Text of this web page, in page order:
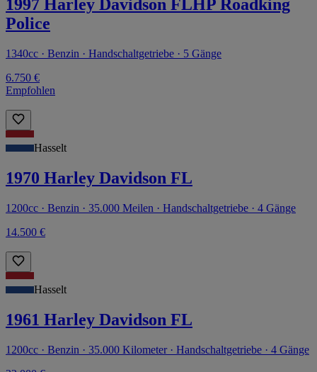
1997 Harley Davidson FLHP Roadking
Police
1340cc · Benzin · Handschaltgetriebe · 5 Gänge
6.750 €
Empfohlen
Hasselt
1970 Harley Davidson FL
1200cc · Benzin · 35.000 Meilen · Handschaltgetriebe · 4 Gänge
14.500 €
Hasselt
1961 Harley Davidson FL
1200cc · Benzin · 35.000 Kilometer · Handschaltgetriebe · 4 Gänge